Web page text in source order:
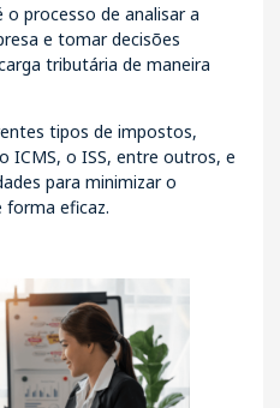
processo de analisar a
e tomar decisões
tributária de maneira
tipos de impostos,
ICMS, o ISS, entre outros, e
para minimizar o
eficaz.